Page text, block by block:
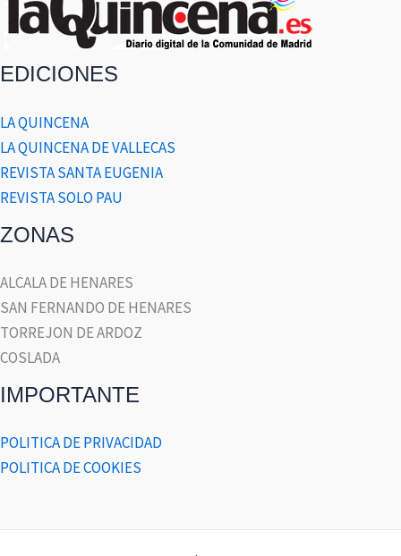
EDICIONES
LA QUINCENA
LA QUINCENA DE VALLECAS
REVISTA SANTA EUGENIA
REVISTA SOLO PAU
ZONAS
ALCALA DE HENARES
SAN FERNANDO DE HENARES
TORREJON DE ARDOZ
COSLADA
IMPORTANTE
POLITICA DE PRIVACIDAD
POLITICA DE COOKIES